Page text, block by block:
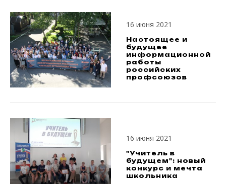
16 июня 2021
Настоящее и
будущее
информационной
работы
российских
профсоюзов
16 июня 2021
"Учитель в
будущем": новый
конкурс и мечта
школьника